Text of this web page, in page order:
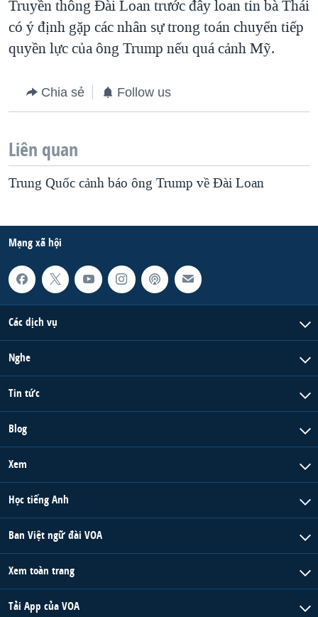
Truyền thông Đài Loan trước đây loan tin bà Thái
có ý định gặp các nhân sự trong toán chuyển tiếp
quyền lực của ông Trump nếu quá cảnh Mỹ.
Chia sẻ Follow us
Liên quan
Trung Quốc cảnh báo ông Trump về Đài Loan
Mạng xã hội
Các dịch vụ
Nghe
Tin tức
Blog
Xem
Học tiếng Anh
Ban Việt ngữ đài VOA
Xem toàn trang
Tải App của VOA